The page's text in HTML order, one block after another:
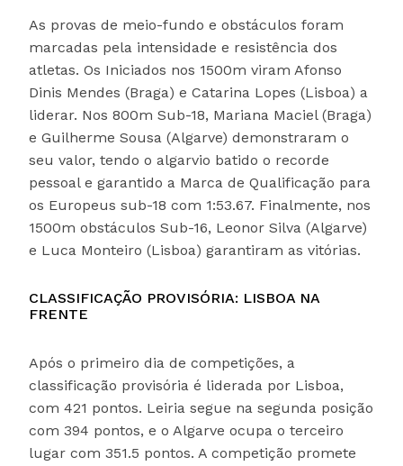
As provas de meio-fundo e obstáculos foram
marcadas pela intensidade e resistência dos
atletas. Os Iniciados nos 1500m viram Afonso
Dinis Mendes (Braga) e Catarina Lopes (Lisboa) a
liderar. Nos 800m Sub-18, Mariana Maciel (Braga)
e Guilherme Sousa (Algarve) demonstraram o
seu valor, tendo o algarvio batido o recorde
pessoal e garantido a Marca de Qualificação para
os Europeus sub-18 com 1:53.67. Finalmente, nos
1500m obstáculos Sub-16, Leonor Silva (Algarve)
e Luca Monteiro (Lisboa) garantiram as vitórias.
CLASSIFICAÇÃO PROVISÓRIA: LISBOA NA
FRENTE
Após o primeiro dia de competições, a
classificação provisória é liderada por Lisboa,
com 421 pontos. Leiria segue na segunda posição
com 394 pontos, e o Algarve ocupa o terceiro
lugar com 351.5 pontos. A competição promete